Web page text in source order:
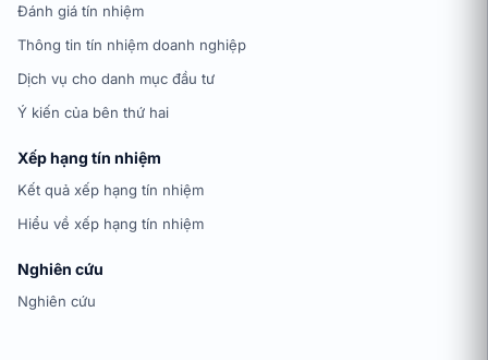
Đánh giá tín nhiệm
Thông tin tín nhiệm doanh nghiệp
Dịch vụ cho danh mục đầu tư
Ý kiến của bên thứ hai
Xếp hạng tín nhiệm
Kết quả xếp hạng tín nhiệm
Hiểu về xếp hạng tín nhiệm
Nghiên cứu
Nghiên cứu